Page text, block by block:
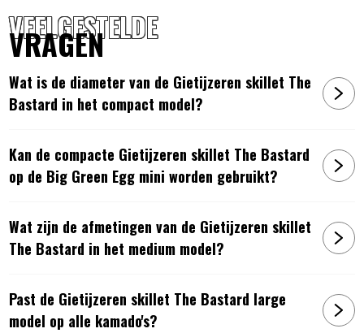
VEELGESTELDE
VRAGEN
Wat is de diameter van de Gietijzeren skillet The
Bastard in het compact model?
Kan de compacte Gietijzeren skillet The Bastard
op de Big Green Egg mini worden gebruikt?
Wat zijn de afmetingen van de Gietijzeren skillet
The Bastard in het medium model?
Past de Gietijzeren skillet The Bastard large
model op alle kamado's?